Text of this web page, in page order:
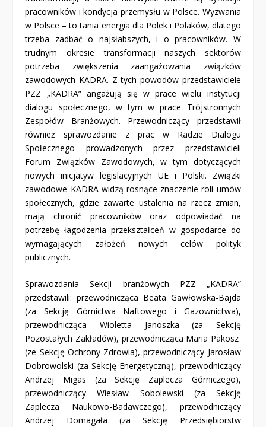
pracowników i kondycja przemysłu w Polsce. Wyzwania
w Polsce – to tania energia dla Polek i Polaków, dlatego
trzeba zadbać o najsłabszych, i o pracowników. W
trudnym okresie transformacji naszych sektorów
potrzeba zwiększenia zaangażowania związków
zawodowych KADRA. Z tych powodów przedstawiciele
PZZ „KADRA” angażują się w prace wielu instytucji
dialogu społecznego, w tym w prace Trójstronnych
Zespołów Branżowych. Przewodniczący przedstawił
również sprawozdanie z prac w Radzie Dialogu
Społecznego prowadzonych przez przedstawicieli
Forum Związków Zawodowych, w tym dotyczących
nowych inicjatyw legislacyjnych UE i Polski. Związki
zawodowe KADRA widzą rosnące znaczenie roli umów
społecznych, gdzie zawarte ustalenia na rzecz zmian,
mają chronić pracowników oraz odpowiadać na
potrzebę łagodzenia przekształceń w gospodarce do
wymagających założeń nowych celów polityk
publicznych.
Sprawozdania Sekcji branżowych PZZ „KADRA”
przedstawili: przewodnicząca Beata Gawłowska-Bajda
(za Sekcję Górnictwa Naftowego i Gazownictwa),
przewodnicząca Wioletta Janoszka (za Sekcję
Pozostałych Zakładów), przewodnicząca Maria Pakosz
(ze Sekcję Ochrony Zdrowia), przewodniczący Jarosław
Dobrowolski (za Sekcję Energetyczną), przewodniczący
Andrzej Migas (za Sekcję Zaplecza Górniczego),
przewodniczący Wiesław Sobolewski (za Sekcję
Zaplecza Naukowo-Badawczego), przewodniczący
Andrzej Domagała (za Sekcję Przedsiębiorstw